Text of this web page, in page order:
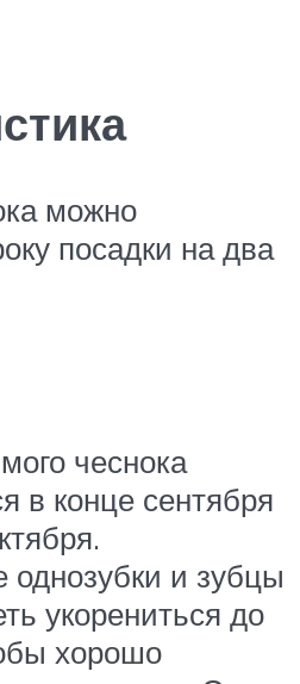
можно
посадки на два
чеснока
в конце сентября
и зубцы
укорениться до
хорошо